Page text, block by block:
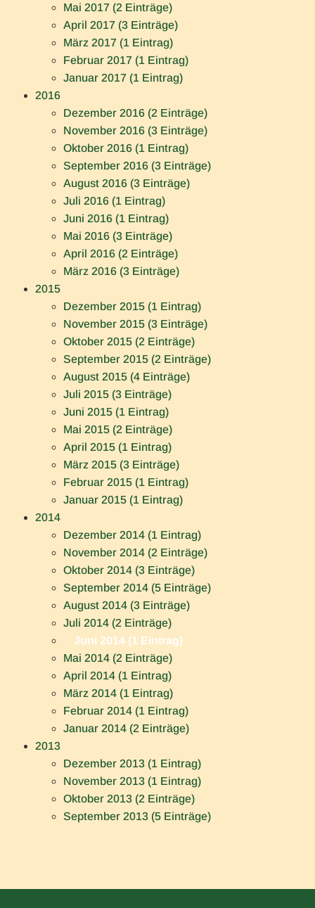
Mai 2017 (2 Einträge)
April 2017 (3 Einträge)
März 2017 (1 Eintrag)
Februar 2017 (1 Eintrag)
Januar 2017 (1 Eintrag)
2016
Dezember 2016 (2 Einträge)
November 2016 (3 Einträge)
Oktober 2016 (1 Eintrag)
September 2016 (3 Einträge)
August 2016 (3 Einträge)
Juli 2016 (1 Eintrag)
Juni 2016 (1 Eintrag)
Mai 2016 (3 Einträge)
April 2016 (2 Einträge)
März 2016 (3 Einträge)
2015
Dezember 2015 (1 Eintrag)
November 2015 (3 Einträge)
Oktober 2015 (2 Einträge)
September 2015 (2 Einträge)
August 2015 (4 Einträge)
Juli 2015 (3 Einträge)
Juni 2015 (1 Eintrag)
Mai 2015 (2 Einträge)
April 2015 (1 Eintrag)
März 2015 (3 Einträge)
Februar 2015 (1 Eintrag)
Januar 2015 (1 Eintrag)
2014
Dezember 2014 (1 Eintrag)
November 2014 (2 Einträge)
Oktober 2014 (3 Einträge)
September 2014 (5 Einträge)
August 2014 (3 Einträge)
Juli 2014 (2 Einträge)
Juni 2014 (1 Eintrag)
Mai 2014 (2 Einträge)
April 2014 (1 Eintrag)
März 2014 (1 Eintrag)
Februar 2014 (1 Eintrag)
Januar 2014 (2 Einträge)
2013
Dezember 2013 (1 Eintrag)
November 2013 (1 Eintrag)
Oktober 2013 (2 Einträge)
September 2013 (5 Einträge)